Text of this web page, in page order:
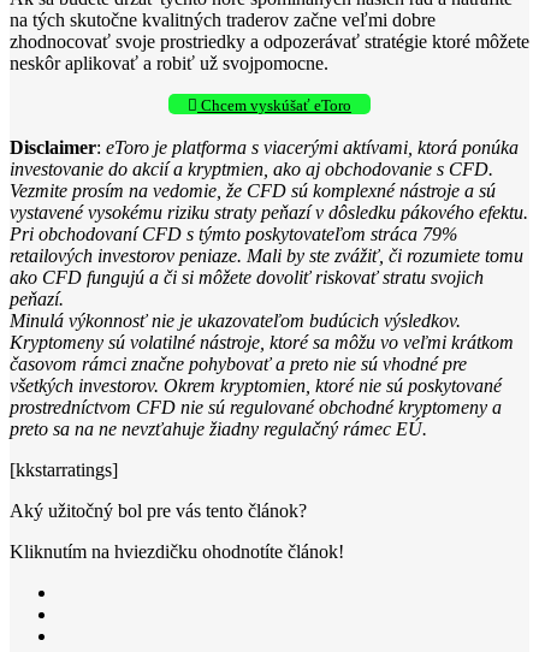
na tých skutočne kvalitných traderov začne veľmi dobre
zhodnocovať svoje prostriedky a odpozerávať stratégie ktoré môžete
neskôr aplikovať a robiť už svojpomocne.
Chcem vyskúšať eToro
Disclaimer: eToro je platforma s viacerými aktívami, ktorá ponúka
investovanie do akcií a kryptmien, ako aj obchodovanie s CFD.
Vezmite prosím na vedomie, že CFD sú komplexné nástroje a sú
vystavené vysokému riziku straty peňazí v dôsledku pákového efektu.
Pri obchodovaní CFD s týmto poskytovateľom stráca 79%
retailových investorov peniaze. Mali by ste zvážiť, či rozumiete tomu
ako CFD fungujú a či si môžete dovoliť riskovať stratu svojich
peňazí.
Minulá výkonnosť nie je ukazovateľom budúcich výsledkov.
Kryptomeny sú volatilné nástroje, ktoré sa môžu vo veľmi krátkom
časovom rámci značne pohybovať a preto nie sú vhodné pre
všetkých investorov. Okrem kryptomien, ktoré nie sú poskytované
prostredníctvom CFD nie sú regulované obchodné kryptomeny a
preto sa na ne nevzťahuje žiadny regulačný rámec EÚ.
[kkstarratings]
Aký užitočný bol pre vás tento článok?
Kliknutím na hviezdičku ohodnotíte článok!